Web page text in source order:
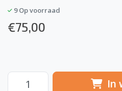
9Op voorraad
€75,00
In